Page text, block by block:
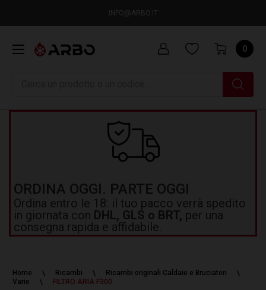
INFO@ARBO.IT
0
ORDINA OGGI. PARTE OGGI
Ordina entro le 18: il tuo pacco verrà spedito
in giornata con DHL, GLS o BRT, per una
consegna rapida e affidabile.
Home Ricambi
Ricambi originali Caldaie e Bruciatori
Varie
FILTRO ARIA F300